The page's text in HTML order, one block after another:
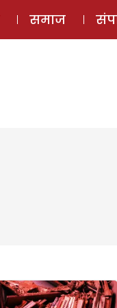
समाज